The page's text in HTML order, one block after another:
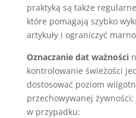
praktyką są także
które pomagają szybko
artykuły i ograniczyć
Oznaczanie dat ważności
kontrolowanie świeżości
dostosować poziom
przechowywanej
w przypadku: